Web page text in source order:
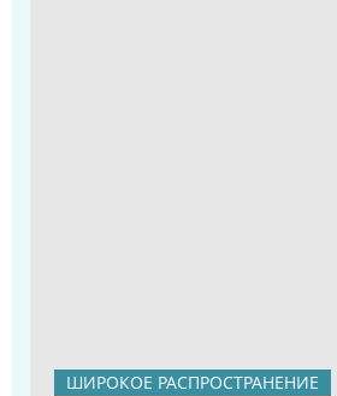
ШИРОКОЕ РАСПРОСТРАНЕНИЕ